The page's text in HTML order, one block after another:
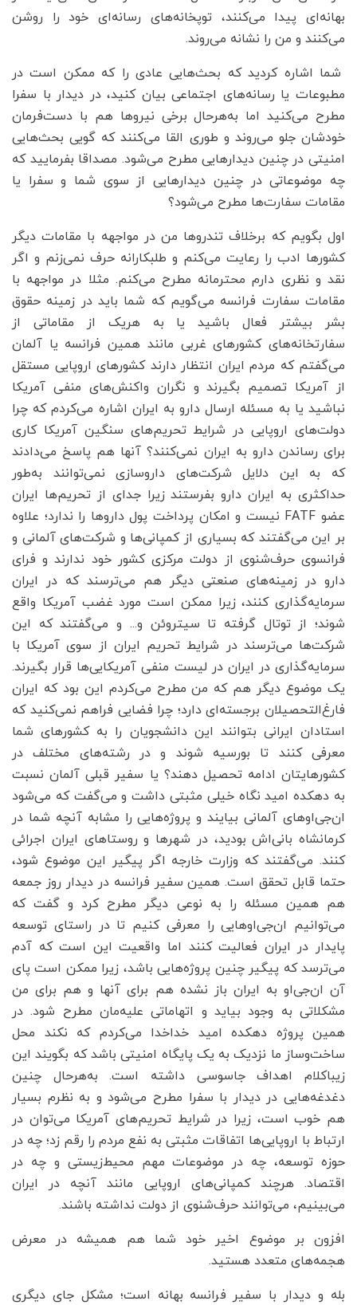
بهانه‌ای پیدا می‌کنند، توپخانه‌های رسانه‌ای خود را روشن
می‌کنند و من را نشانه می‌روند.
‌شما اشاره کردید که بحث‌هایی عادی را که ممکن است در
مطبوعات یا رسانه‌های اجتماعی بیان کنید، در دیدار با سفرا
مطرح می‌کنید اما به‌هر‌حال برخی نیروها هم با دست‌فرمان
خودشان جلو می‌روند و طوری القا می‌کنند که گویی بحث‌هایی
امنیتی در چنین دیدارهایی مطرح می‌شود. مصداقا بفرمایید که
چه موضوعاتی در چنین دیدارهایی از سوی شما و سفرا یا
مقامات سفارت‌ها مطرح می‌شود؟
اول بگویم که برخلاف تندروها من در مواجهه با مقامات دیگر
کشورها ادب را رعایت می‌کنم و طلبکارانه حرف نمی‌زنم و اگر
نقد و نظری دارم محترمانه مطرح می‌کنم. مثلا در مواجهه با
مقامات سفارت فرانسه می‌گویم که شما باید در زمینه حقوق
بشر بیشتر فعال باشید یا به هریک از مقاماتی از
سفارتخانه‌های کشورهای غربی مانند همین فرانسه یا آلمان
می‌گفتم که مردم ایران انتظار دارند کشورهای اروپایی مستقل
از آمریکا تصمیم بگیرند و نگران واکنش‌های منفی آمریکا
نباشید یا به مسئله ارسال دارو به ایران اشاره می‌کردم که چرا
دولت‌های اروپایی در شرایط تحریم‌های سنگین آمریکا کاری
برای رساندن دارو به ایران نمی‌کنند؟ آنها هم پاسخ می‌دادند
که به این دلایل شرکت‌های داروسازی نمی‌توانند به‌طور
حداکثری به ایران دارو بفرستند زیرا جدای از تحریم‌ها ایران
عضو FATF نیست و امکان پرداخت پول داروها را ندارد؛ علاوه
بر این می‌گفتند که بسیاری از کمپانی‌ها و شرکت‌های آلمانی و
فرانسوی حرف‌شنوی از دولت مرکزی کشور خود ندارند و فرای
دارو در زمینه‌های صنعتی دیگر هم می‌ترسند که در ایران
سرمایه‌گذاری کنند، زیرا ممکن است مورد غضب آمریکا واقع
شوند؛ از توتال گرفته تا سیتروئن و... و می‌گفتند که این
شرکت‌ها می‌ترسند در شرایط تحریم ایران از سوی آمریکا با
سرمایه‌گذاری در ایران در لیست منفی آمریکایی‌ها قرار بگیرند.
یک موضوع دیگر هم که من مطرح می‌کردم این بود که ایران
فارغ‌التحصیلان برجسته‌ای دارد؛ چرا فضایی فراهم نمی‌کنید که
استادان ایرانی بتوانند این دانشجویان را به کشورهای شما
معرفی کنند تا بورسیه شوند و در رشته‌های مختلف در
کشورهایتان ادامه تحصیل دهند؟ یا سفیر قبلی آلمان نسبت
به دهکده امید نگاه خیلی مثبتی داشت و می‌گفت که می‌شود
ان‌جی‌اوهای آلمانی بیایند و پروژه‌هایی را مشابه آنچه شما در
کرمانشاه بانی‌اش بودید، در شهرها و روستاهای ایران اجرائی
کنند. می‌گفتند که وزارت خارجه اگر پیگیر این موضوع شود،
حتما قابل تحقق است. همین سفیر فرانسه در دیدار روز جمعه
هم همین مسئله را به نوعی دیگر مطرح کرد و گفت که
می‌توانیم ان‌جی‌اوهایی را معرفی کنیم تا در راستای توسعه
پایدار در ایران فعالیت کنند اما واقعیت این است که آدم
می‌ترسد که پیگیر چنین پروژه‌هایی باشد، زیرا ممکن است پای
آن ان‌جی‌او به ایران باز نشده هم برای آنها و هم برای من
مشکلاتی به وجود بیاید و اتهاماتی علیه‌مان مطرح شود. در
همین پروژه دهکده امید خداخدا می‌کردم که نکند محل
ساخت‌وساز ما نزدیک به یک پایگاه امنیتی باشد که بگویند این
زیباکلام اهداف جاسوسی داشته است. به‌هر‌حال چنین
دغدغه‌هایی در دیدار با سفرا مطرح می‌شود و به نظرم بسیار
هم خوب است، زیرا در شرایط تحریم‌های آمریکا می‌توان در
ارتباط با اروپایی‌ها اتفاقات مثبتی به نفع مردم را رقم زد؛ چه در
حوزه توسعه، چه در موضوعات مهم محیط‌زیستی و چه در
اقتصاد. هرچند کمپانی‌های اروپایی مانند آنچه در ایران
می‌بینیم، می‌توانند حرف‌شنوی از دولت نداشته باشند.
‌افزون بر موضوع اخیر خود شما هم همیشه در معرض
هجمه‌های متعدد هستید.
بله و دیدار با سفیر فرانسه بهانه است؛ مشکل جای دیگری